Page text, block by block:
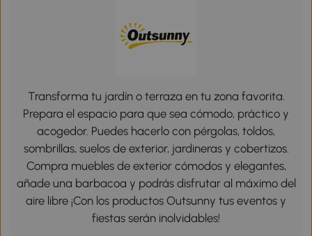
Transforma tu jardín o terraza en tu zona favorita.
Prepara el espacio para que sea cómodo, práctico y
acogedor. Puedes hacerlo con pérgolas, toldos,
sombrillas, suelos de exterior, jardineras y cobertizos.
Compra muebles de exterior cómodos y elegantes,
añade una barbacoa y podrás disfrutar al máximo del
aire libre ¡Con los productos Outsunny tus eventos y
fiestas serán inolvidables!